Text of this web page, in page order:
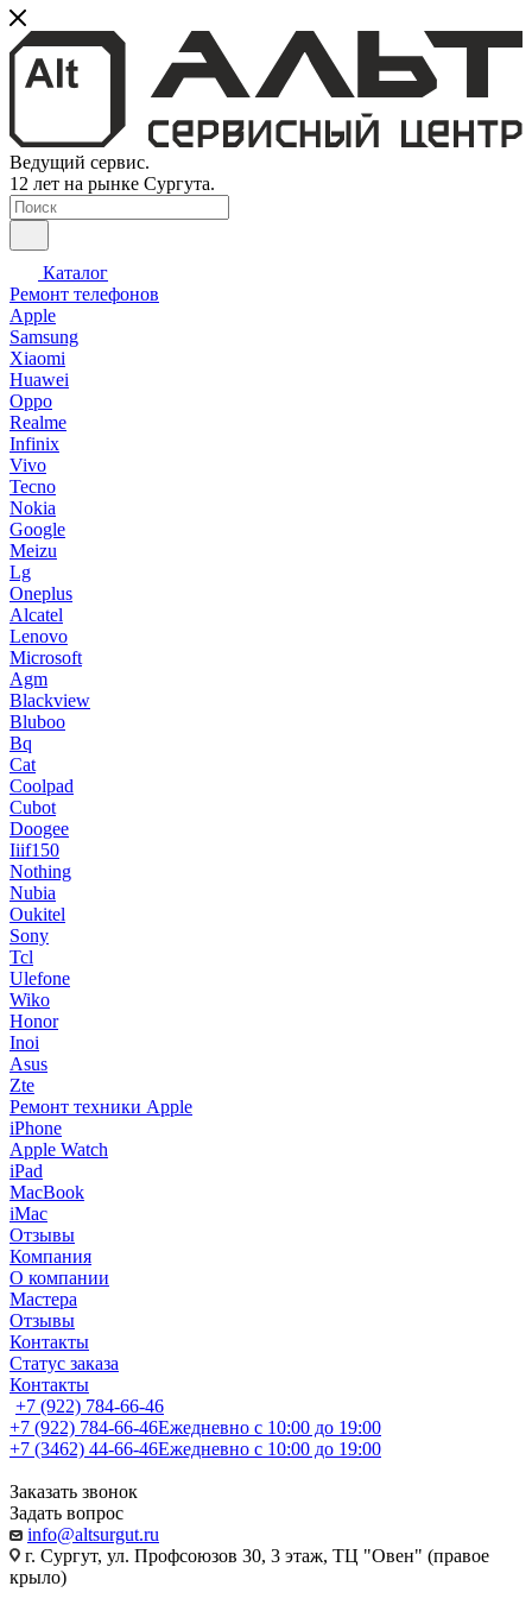
Ведущий сервис.
12 лет на рынке Сургута.
Каталог
Ремонт телефонов
Apple
Samsung
Xiaomi
Huawei
Oppo
Realme
Infinix
Vivo
Tecno
Nokia
Google
Meizu
Lg
Oneplus
Alcatel
Lenovo
Microsoft
Agm
Blackview
Bluboo
Bq
Cat
Coolpad
Cubot
Doogee
Iiif150
Nothing
Nubia
Oukitel
Sony
Tcl
Ulefone
Wiko
Honor
Inoi
Asus
Zte
Ремонт техники Apple
iPhone
Apple Watch
iPad
MacBook
iMac
Отзывы
Компания
О компании
Мастера
Отзывы
Контакты
Статус заказа
Контакты
+7 (922) 784-66-46
+7 (922) 784-66-46Ежедневно с 10:00 до 19:00
+7 (3462) 44-66-46Ежедневно с 10:00 до 19:00
Заказать звонок
Задать вопрос
info@altsurgut.ru
г. Сургут, ул. Профсоюзов 30, 3 этаж, ТЦ "Овен" (правое
крыло)